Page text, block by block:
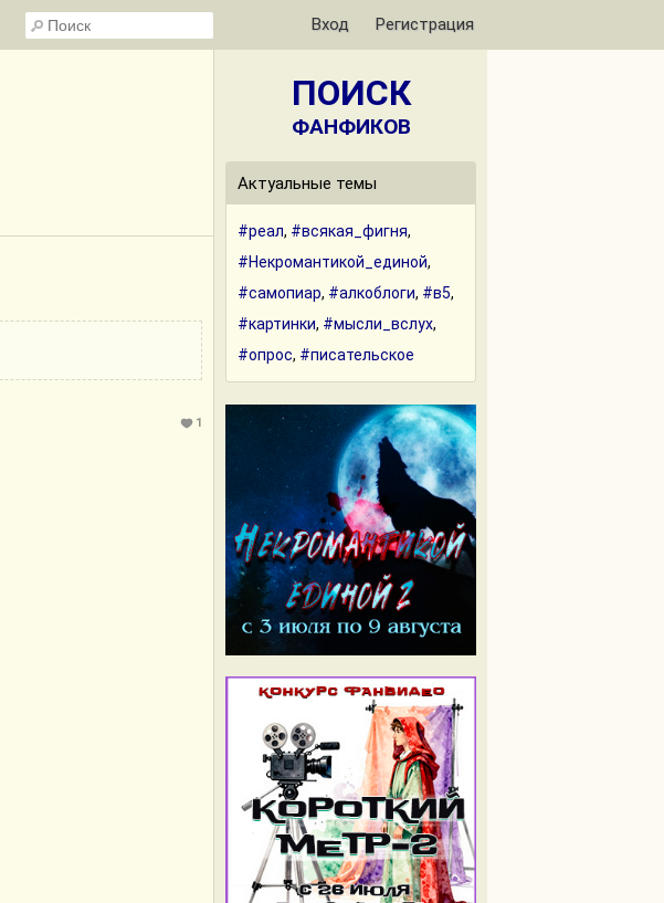
Вход Регистрация
1
ПОИСК
ФАНФИКОВ
Актуальные темы
#реал, #всякая_фигня,
#Некромантикой_единой,
#самопиар, #алкоблоги, #в5,
#картинки, #мысли_вслух,
#опрос, #писательское